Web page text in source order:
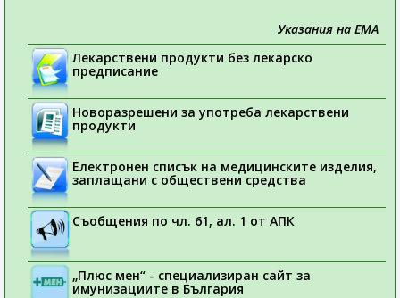
Указания на ЕМА
Лекарствени продукти без лекарско
предписание
Новоразрешени за употреба лекарствени
продукти
Електронен списък на медицинските изделия,
заплащани с обществени средства
Съобщения по чл. 61, ал. 1 от АПК
„Плюс мен“ - специализиран сайт за
имунизациите в България